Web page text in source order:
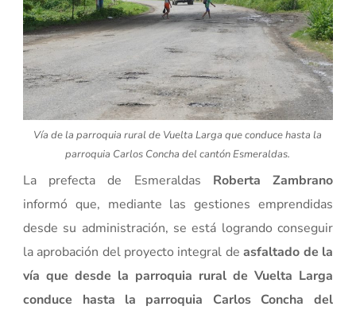
Vía de la parroquia rural de Vuelta Larga que conduce hasta la
parroquia Carlos Concha del cantón Esmeraldas.
La prefecta de Esmeraldas Roberta Zambrano
informó que, mediante las gestiones emprendidas
desde su administración, se está logrando conseguir
la aprobación del proyecto integral deasfaltado de la
vía que desde la parroquia rural de Vuelta Larga
conduce hasta la parroquia Carlos Concha del